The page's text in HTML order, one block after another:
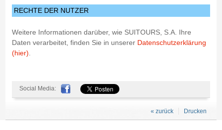
RECHTE DER NUTZER
Weitere Informationen darüber, wie SUITOURS, S.A. Ihre
Daten verarbeitet, finden Sie in unserer Datenschutzerklärung
(hier).
Social Media:
Drucken
« zurück